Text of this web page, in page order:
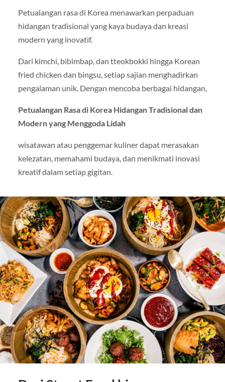
Petualangan rasa di Korea menawarkan perpaduan
hidangan tradisional yang kaya budaya dan kreasi
modern yang inovatif.
Dari kimchi, bibimbap, dan tteokbokki hingga Korean
fried chicken dan bingsu, setiap sajian menghadirkan
pengalaman unik. Dengan mencoba berbagai hidangan,
Petualangan Rasa di Korea Hidangan Tradisional dan
Modern yang Menggoda Lidah
wisatawan atau penggemar kuliner dapat merasakan
kelezatan, memahami budaya, dan menikmati inovasi
kreatif dalam setiap gigitan.